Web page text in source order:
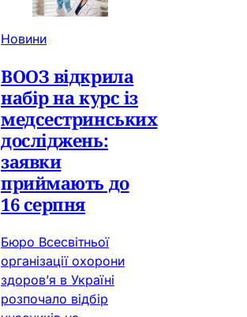
Новини
ВООЗ відкрила
набір на курс із
медсестринських
досліджень:
заявки
приймають до
16 серпня
Бюро Всесвітньої
організації охорони
здоров’я в Україні
розпочало відбір